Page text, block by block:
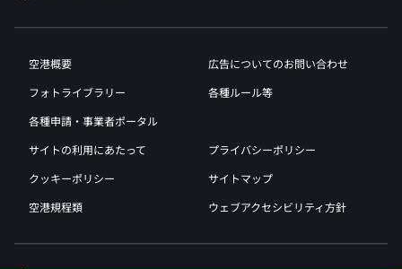
空港概要
広告についてのお問い合わせ
フォトライブラリー
各種ルール等
各種申請・事業者ポータル
サイトの利用にあたって
プライバシーポリシー
クッキーポリシー
サイトマップ
空港規程類
ウェブアクセシビリティ方針